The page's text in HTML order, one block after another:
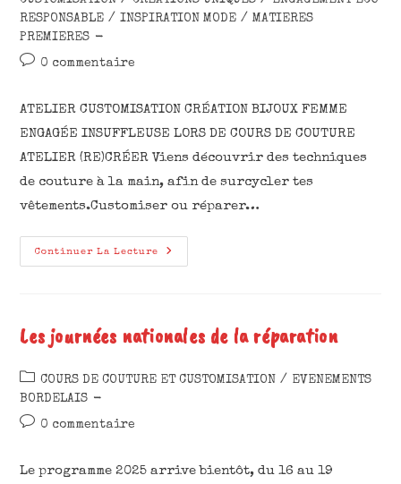
RESPONSABLE / INSPIRATION MODE / MATIERES
PREMIERES
0 commentaire
ATELIER CUSTOMISATION CRÉATION BIJOUX FEMME
ENGAGÉE INSUFFLEUSE LORS DE COURS DE COUTURE
ATELIER (RE)CRÉER Viens découvrir des techniques
de couture à la main, afin de surcycler tes
vêtements.Customiser ou réparer…
Continuer La Lecture
Les journées nationales de la réparation
COURS DE COUTURE ET CUSTOMISATION / EVENEMENTS
BORDELAIS
0 commentaire
Le programme 2025 arrive bientôt, du 16 au 19